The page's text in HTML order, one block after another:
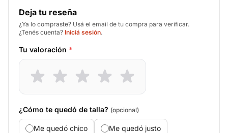
Deja tu reseña
¿Ya lo compraste? Usá el email de tu compra para verificar.
¿Tenés cuenta? Iniciá sesión.
Tu valoración *
¿Cómo te quedó de talla? (opcional)
Me quedó chico Me quedó justo